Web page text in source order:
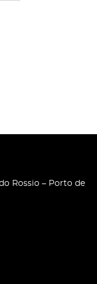
Rossio – Porto de